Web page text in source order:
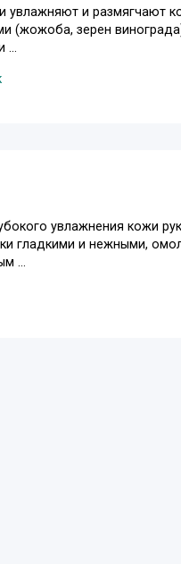
увлажняют и размягчают
(жожоба, зерен
...
увлажнения кожи
гладкими и нежными,
...